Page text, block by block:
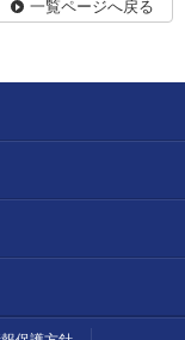
一覧ページへ戻る